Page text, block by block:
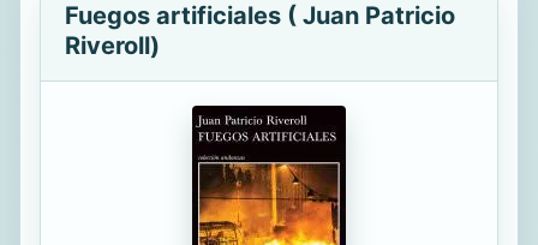
Fuegos artificiales ( Juan Patricio
Riveroll)